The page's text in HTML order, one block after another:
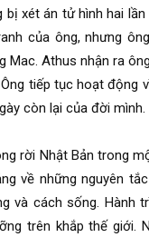
bị xét án tử hình hai
của ông, nhưng
Mac. Athus nhận ra
tiếp tục hoạt động
còn lại của đời mình.
rời Nhật Bản trong
về những nguyên
và cách sống. Hành
trên khắp thế giới.